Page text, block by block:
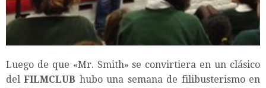
Luego de que «Mr. Smith» se convirtiera en un clásico
delFILMCLUB hubo una semana de filibusterismo en